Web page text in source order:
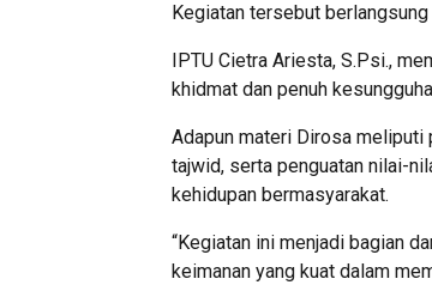
Kegiatan tersebut
IPTU Cietra Ariesta, S.Psi.,
khidmat dan penuh
Adapun materi Dirosa meliputi
tajwid, serta penguatan nilai-
kehidupan bermasyarakat.
“Kegiatan ini menjadi bagian
keimanan yang kuat dalam